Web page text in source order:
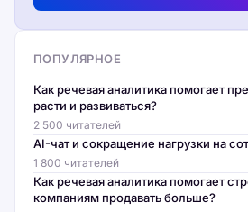
ПОПУЛЯРНОЕ
Как речевая аналитика помогает
расти и развиваться?
2 500 читателей
AI-чат и сокращение нагрузки на
1 800 читателей
Как речевая аналитика помогает
компаниям продавать больше?